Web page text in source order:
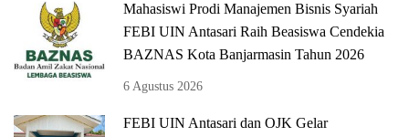
Mahasiswi Prodi Manajemen Bisnis Syariah
FEBI UIN Antasari Raih Beasiswa Cendekia
BAZNAS Kota Banjarmasin Tahun 2026
6 Agustus 2026
FEBI UIN Antasari dan OJK Gelar